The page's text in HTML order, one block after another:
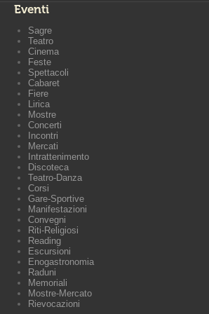
Eventi
Sagre
Teatro
Cinema
Feste
Spettacoli
Cabaret
Fiere
Lirica
Mostre
Concerti
Incontri
Mercati
Intrattenimento
Discoteca
Teatro-Danza
Corsi
Gare-Sportive
Manifestazioni
Convegni
Riti-Religiosi
Reading
Escursioni
Enogastronomia
Raduni
Memoriali
Mostre-Mercato
Rievocazioni